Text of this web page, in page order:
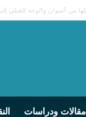
مقالات ودراسات